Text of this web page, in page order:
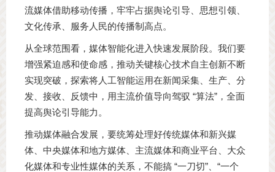
流媒体借助移动传播，牢牢占据舆论引导、思想引领、
文化传承、服务人民的传播制高点。
从全球范围看，媒体智能化进入快速发展阶段。我们要
增强紧迫感和使命感，推动关键核心技术自主创新不断
实现突破，探索将人工智能运用在新闻采集、生产、分
发、接收、反馈中，用主流价值导向驾驭 “算法”，全面
提高舆论引导能力。
推动媒体融合发展，要统筹处理好传统媒体和新兴媒
体、中央媒体和地方媒体、主流媒体和商业平台、大众
化媒体和专业性媒体的关系，不能搞 “一刀切”、“一个